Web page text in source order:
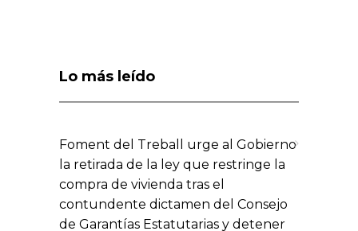
Lo más leído
Foment del Treball urge al Gobierno
la retirada de la ley que restringe la
compra de vivienda tras el
contundente dictamen del Consejo
de Garantías Estatutarias y detener